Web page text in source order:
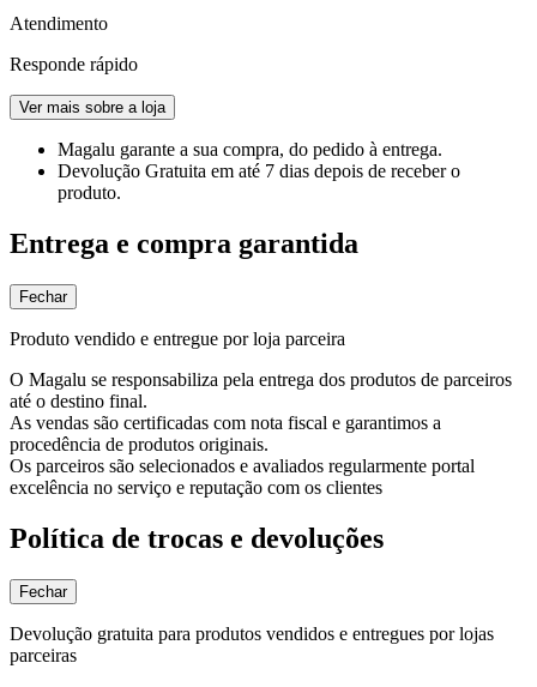
Atendimento
Responde rápido
Ver mais sobre a loja
Magalu garante a sua compra, do pedido à entrega.
Devolução Gratuita em até 7 dias depois de receber o
produto.
Entrega e compra garantida
Fechar
Produto vendido e entregue por loja parceira
O Magalu se responsabiliza pela entrega dos produtos de parceiros
até o destino final.
As vendas são certificadas com nota fiscal e garantimos a
procedência de produtos originais.
Os parceiros são selecionados e avaliados regularmente portal
excelência no serviço e reputação com os clientes
Política de trocas e devoluções
Fechar
Devolução gratuita para produtos vendidos e entregues por lojas
parceiras